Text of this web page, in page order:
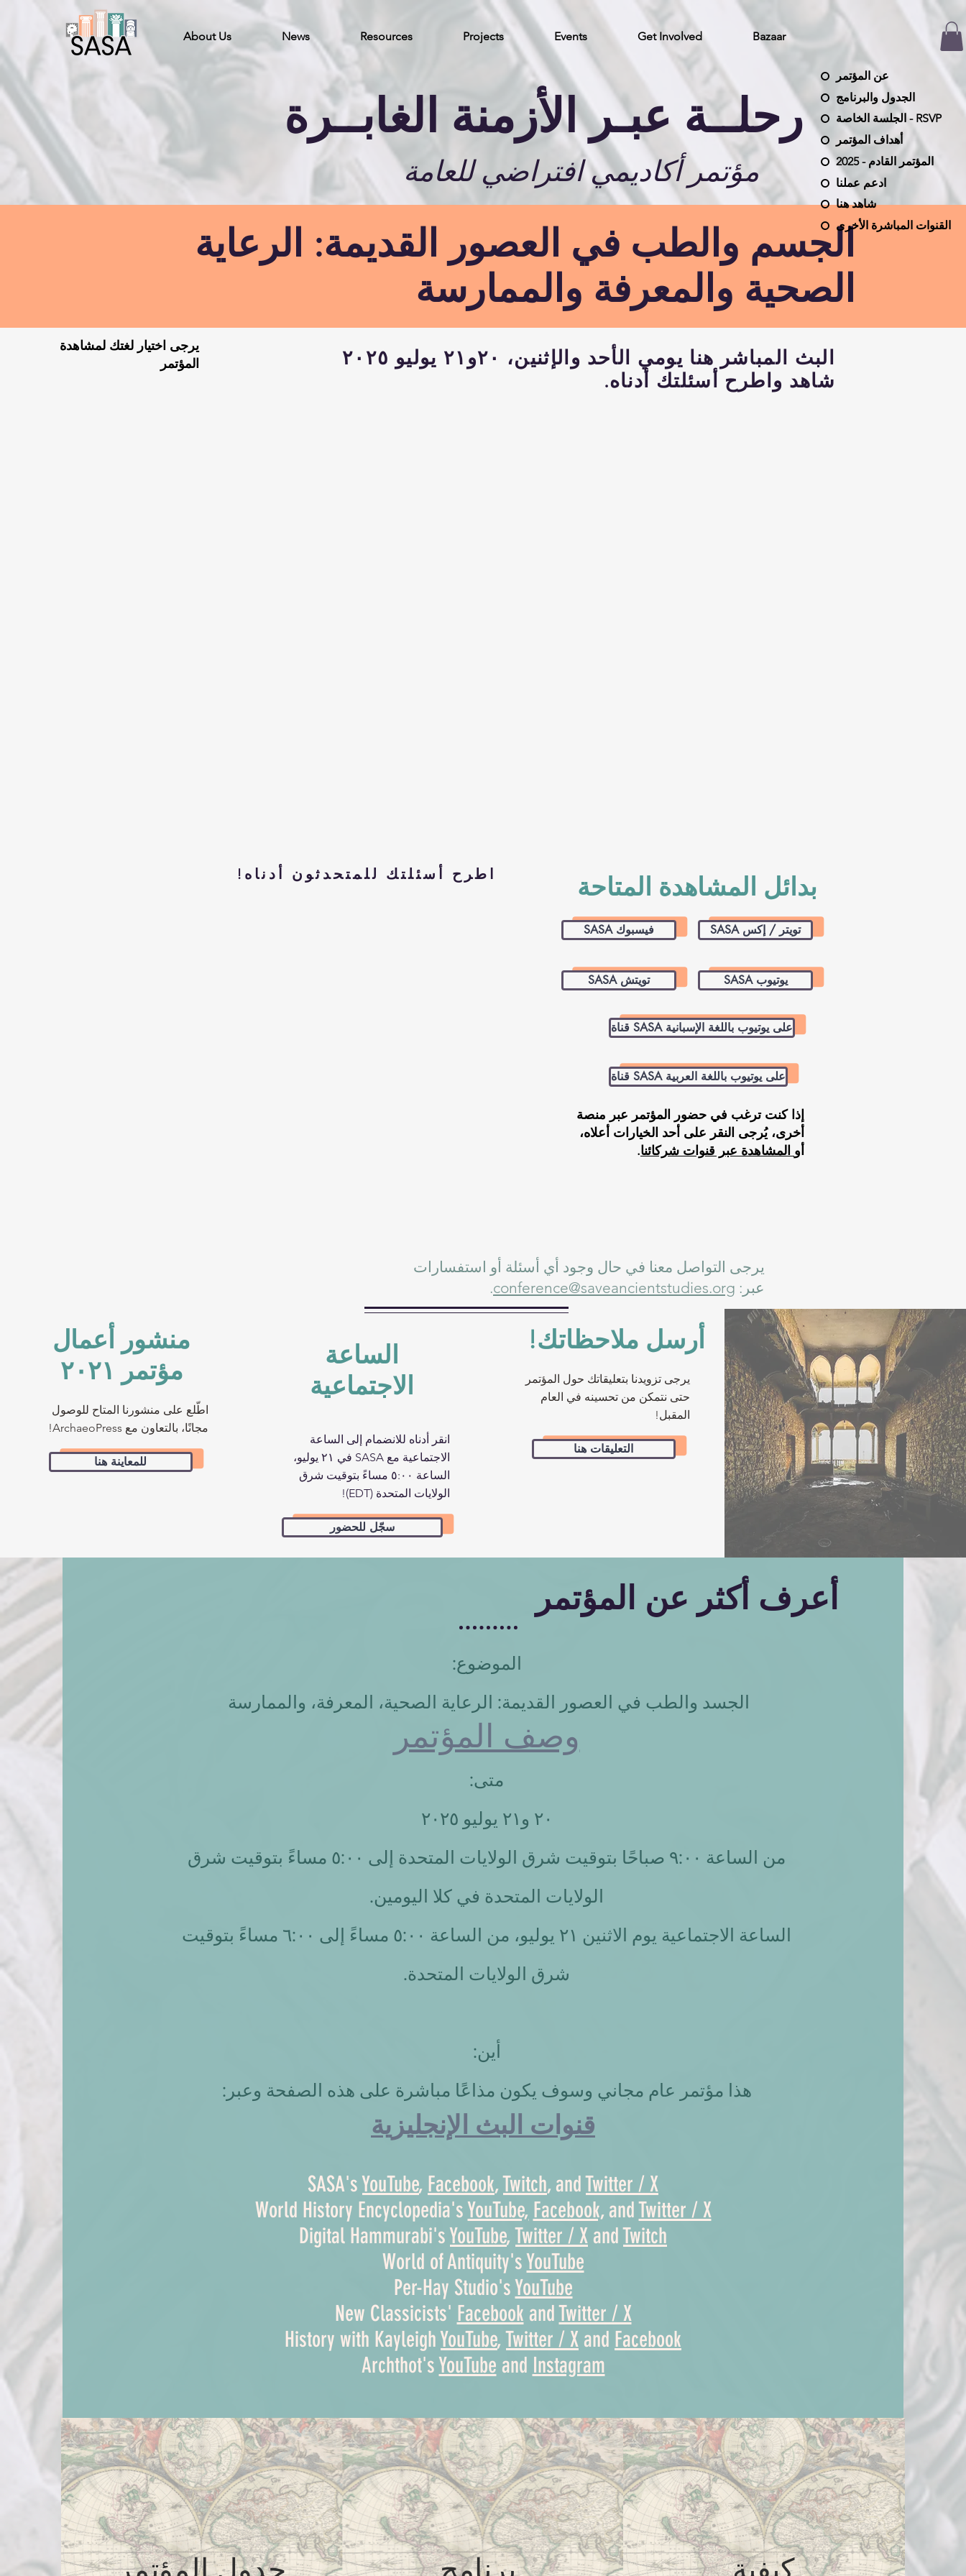
About Us News Resources Projects Events Get Involved Bazaar
عن المؤتمر
الجدول والبرنامج
RSVP - الجلسة الخاصة
أهداف المؤتمر
المؤتمر القادم - 2025
ادعم عملنا
شاهد هنا
القنوات المباشرة الأخرى
رحلــة عبـر الأزمنة الغابــرة
مؤتمر أكاديمي افتراضي للعامة
البث المباشر هنا يومي الأحد والإثنين، ۲۰و۲۱ يوليو ۲۰۲٥
شاهد واطرح أسئلتك أدناه.
يرجى اختيار لغتك لمشاهدة
المؤتمر
اطرح أسئلتك للمتحدثون أدناه! بدائل المشاهدة المتاحة
SASA فيسبوك SASA تويتر / إكس
SASA تويتش SASA يوتيوب
قناة SASA على يوتيوب باللغة الإسبانية
قناة SASA على يوتيوب باللغة العربية
إذا كنت ترغب في حضور المؤتمر عبر منصة
أخرى، يُرجى النقر على أحد الخيارات أعلاه،
أو المشاهدة عبر قنوات شركائنا.
يرجى التواصل معنا في حال وجود أي أسئلة أو استفسارات
عبر: conference@saveancientstudies.org
.
الجسم والطب في العصور القديمة: الرعاية
الصحية والمعرفة والممارسة
منشور أعمال
مؤتمر ۲۰۲۱
اطّلع على منشورنا المتاح للوصول
مجانًا، بالتعاون مع ArchaeoPress!
للمعاينة هنا
الساعة
الاجتماعية
انقر أدناه للانضمام إلى الساعة
الاجتماعية مع SASA في ۲۱ يوليو،
الساعة ٥:۰۰ مساءً بتوقيت شرق
الولايات المتحدة (EDT)!
سجّل للحضور
أرسل ملاحظاتك!
يرجى تزويدنا بتعليقاتك حول المؤتمر
حتى نتمكن من تحسينه في العام
المقبل!
التعليقات هنا
أعرف أكثر عن المؤتمر
الموضوع:
الجسد والطب في العصور القديمة: الرعاية الصحية، المعرفة، والممارسة ​​
وصف المؤتمر
متى:
۲۰ و۲۱ يوليو ۲۰۲٥
من الساعة ۹:۰۰ صباحًا بتوقيت شرق الولايات المتحدة إلى ٥:۰۰ مساءً بتوقيت شرق
الولايات المتحدة في كلا اليومين.
الساعة الاجتماعية يوم الاثنين ۲۱ يوليو، من الساعة ٥:۰۰ مساءً إلى ٦:۰۰ مساءً بتوقيت
شرق الولايات المتحدة.
أين:
هذا مؤتمر عام مجاني وسوف يكون مذاعًا مباشرة على هذه الصفحة وعبر:
SASA'sYouTube, Facebook,Twitch, andTwitter / X
World History Encyclopedia'sYouTube, Facebook,andTwitter / X
Digital Hammurabi'sYouTube,Twitter / X andTwitch
World of Antiquity'sYouTube
Per-Hay Studio'sYouTube
New Classicists' Facebook andTwitter / X
History with KayleighYouTube,Twitter / X and Facebook
Archthot'sYouTube and Instagram
جدول المؤتمر برنامج كيفية